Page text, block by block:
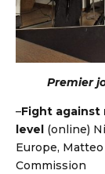
Premier
–Fight against
level (online)
Europe,
Commission